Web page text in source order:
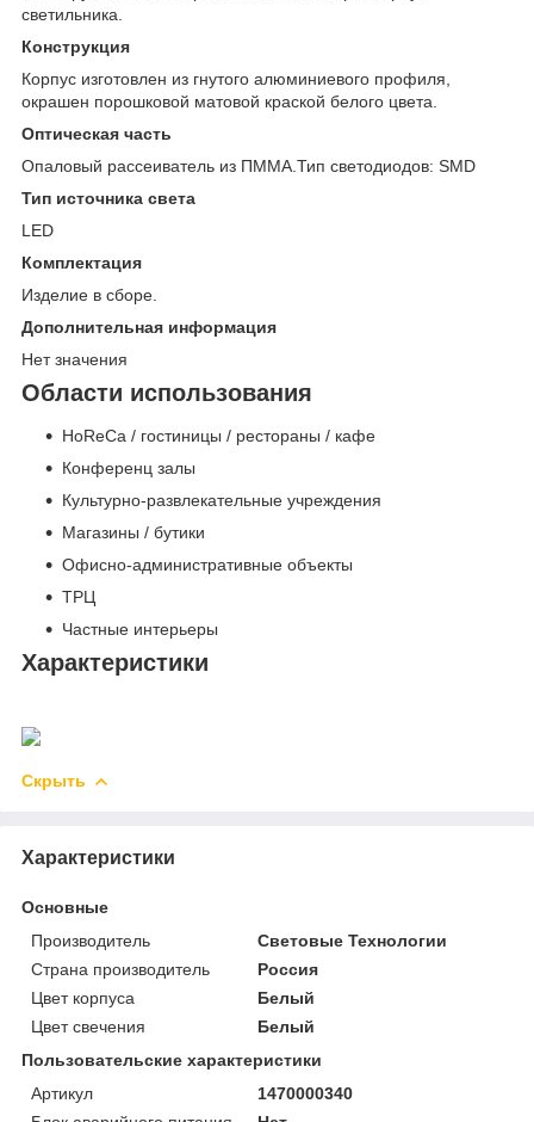
светильника.
Конструкция
Корпус изготовлен из гнутого алюминиевого профиля,
окрашен порошковой матовой краской белого цвета.
Оптическая часть
Опаловый рассеиватель из ПММА.Тип светодиодов: SMD
Тип источника света
LED
Комплектация
Изделие в сборе.
Дополнительная информация
Нет значения
Области использования
HoReCa / гостиницы / рестораны / кафе
Конференц залы
Культурно-развлекательные учреждения
Магазины / бутики
Офисно-административные объекты
ТРЦ
Частные интерьеры
Характеристики
Скрыть
Характеристики
Основные
Производитель
Световые Технологии
Страна производитель
Россия
Цвет корпуса
Белый
Цвет свечения
Белый
Пользовательские характеристики
Артикул
1470000340